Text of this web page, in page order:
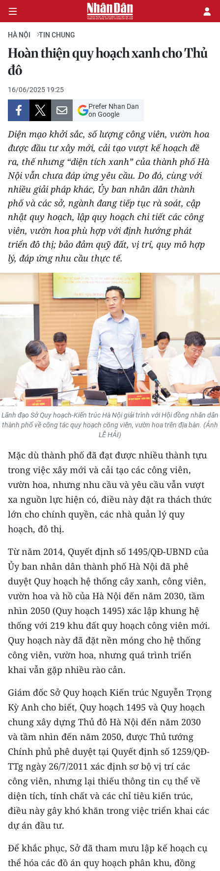
CHÍNH TRỊ
KINH TẾ
VĂN HÓA
XÃ HỘI
PHÁP LUẬT
DU LỊCH
THẾ GIỚI
THỂ THAO
GIÁO DỤC
KHOA HỌC - CÔNG NGHỆ
MÔI TRƯỜNG
BẠN ĐỌC
KIỂM CHỨNG THÔNG TIN
TRI THỨC CHUYÊN SÂU
54 DÂN TỘC VIỆT NAM
MỘT SẢN PHẨM
RADIO
MEDIA CENTER
E-Magazine
Video
Media Chính trị
Media Kinh tế
Media Văn hóa
Media Xã hội
Media Pháp luật
Media Du lịch
Media Thế giới
Media Thể thao
Media Giáo dục
Media Y tế
Media Khoa học - Công nghệ
Media Môi trường
Infographic
HÀ NỘI TIN CHUNG
Hoàn thiện quy hoạch xanh cho Thủ
đô
16/06/2025 19:25
Prefer Nhan Dan
on Google
Diện mạo khởi sắc, số lượng công viên, vườn hoa
được đầu tư xây mới, cải tạo vượt kế hoạch đề
ra, thế nhưng “diện tích xanh” của thành phố Hà
Nội vẫn chưa đáp ứng yêu cầu. Do đó, cùng với
nhiều giải pháp khác, Ủy ban nhân dân thành
phố và các sở, ngành đang tiếp tục rà soát, cập
nhật quy hoạch, lập quy hoạch chi tiết các công
viên, vườn hoa phù hợp với định hướng phát
triển đô thị; bảo đảm quỹ đất, vị trí, quy mô hợp
lý, đáp ứng nhu cầu thực tế.
Lãnh đạo Sở Quy hoạch-Kiến trúc Hà Nội giải trình với Hội đồng nhân dân
thành phố về công tác quy hoạch công viên, vườn hoa trên địa bàn. (Ảnh
LÊ HẢI)
Mặc dù thành phố đã đạt được nhiều thành tựu
trong việc xây mới và cải tạo các công viên,
vườn hoa, nhưng nhu cầu và yêu cầu vẫn vượt
xa nguồn lực hiện có, điều này đặt ra thách thức
lớn cho chính quyền, các nhà quản lý quy
hoạch, đô thị.
Từ năm 2014, Quyết định số 1495/QĐ-UBND của
Ủy ban nhân dân thành phố Hà Nội đã phê
duyệt Quy hoạch hệ thống cây xanh, công viên,
vườn hoa và hồ của Hà Nội đến năm 2030, tầm
nhìn 2050 (Quy hoạch 1495) xác lập khung hệ
thống với 219 khu đất quy hoạch công viên mới.
Quy hoạch này đã đặt nền móng cho hệ thống
công viên, vườn hoa, nhưng quá trình triển
khai vẫn gặp nhiều rào cản.
Giám đốc Sở Quy hoạch Kiến trúc Nguyễn Trọng
Kỳ Anh cho biết, Quy hoạch 1495 và Quy hoạch
chung xây dựng Thủ đô Hà Nội đến năm 2030
và tầm nhìn đến năm 2050, được Thủ tướng
Chính phủ phê duyệt tại Quyết định số 1259/QĐ-
TTg ngày 26/7/2011 xác định sơ bộ vị trí các
công viên, nhưng lại thiếu thông tin cụ thể về
diện tích, tính chất và các chỉ tiêu kiến trúc,
điều này gây khó khăn trong việc triển khai các
dự án đầu tư.
Để khắc phục, Sở đã tham mưu lập kế hoạch cụ
thể hóa các đồ án quy hoạch phân khu, đồng